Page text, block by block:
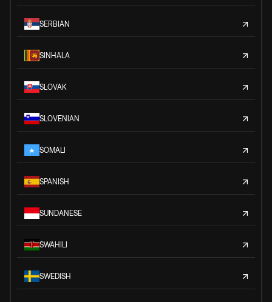
SERBIAN
SINHALA
SLOVAK
SLOVENIAN
SOMALI
SPANISH
SUNDANESE
SWAHILI
SWEDISH